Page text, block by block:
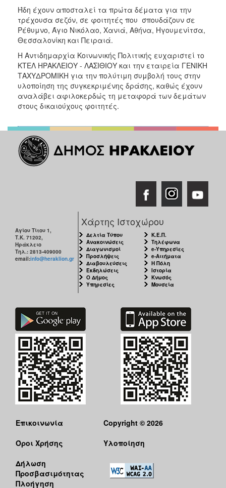
ΤΟΠΟΣ
ΔΗΜΟΣ
Ήδη έχουν αποσταλεί τα πρώτα δέματα για την
τρέχουσα σεζόν, σε φοιτητές που σπουδάζουν σε
Ρέθυμνο, Άγιο Νικόλαο, Χανιά, Αθήνα, Ηγουμενίτσα,
Θεσσαλονίκη και Πειραιά.
Η Αντιδημαρχία Κοινωνικής Πολιτικής ευχαριστεί το
ΚΤΕΛ ΗΡΑΚΛΕΙΟΥ - ΛΑΣΙΘΙΟΥ και την εταιρεία ΓΕΝΙΚΗ
ΤΑΧΥΔΡΟΜΙΚΗ για την πολύτιμη συμβολή τους στην
υλοποίηση της συγκεκριμένης δράσης, καθώς έχουν
αναλάβει αφιλοκερδώς τη μεταφορά των δεμάτων
στους δικαιούχους φοιτητές.
Αγίου Τίτου 1,
Τ.Κ. 71202,
Ηράκλειο
Τηλ.: 2813-409000
email:info@heraklion.gr
Χάρτης Ιστοχώρου
Δελτία Τύπου
Ανακοινώσεις
Διαγωνισμοί
Προσλήψεις
Διαβουλεύσεις
Εκδηλώσεις
Ο Δήμος
Υπηρεσίες
Κ.Ε.Π.
Τηλέφωνα
e-Υπηρεσίες
e-Αιτήματα
Η Πόλη
Ιστορία
Κνωσός
Μουσεία
Επικοινωνία
Όροι Χρήσης
Δήλωση
Προσβασιμότητας
Πλοήγηση
Copyright © 2026
Υλοποίηση